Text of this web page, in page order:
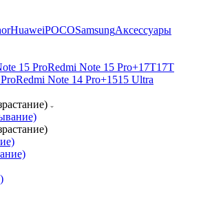
HuaweiPOCOSamsungАксессуары
15 ProRedmi Note 15 Pro+17T17T
Redmi Note 14 Pro+1515 Ultra